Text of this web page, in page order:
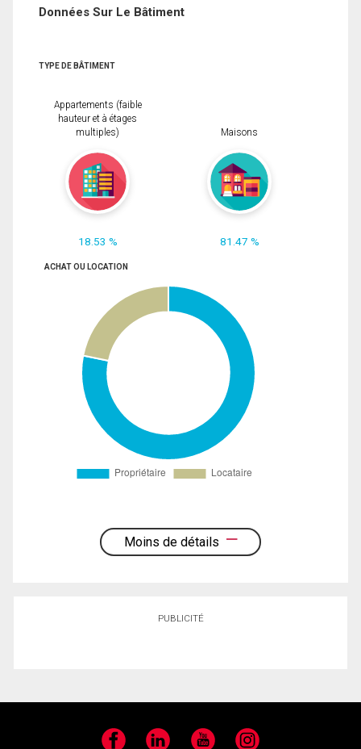
Données Sur Le Bâtiment
TYPE DE BÂTIMENT
Appartements (faible
hauteur et à étages
multiples)
18.53 %
Maisons
81.47 %
ACHAT OU LOCATION
Moins de détails
PUBLICITÉ
Facebook LinkedIn YouTube Instagram